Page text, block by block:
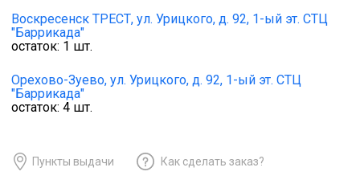
Воскресенск ТРЕСТ, ул. Урицкого, д. 92, 1-ый эт. СТЦ
"Баррикада"
остаток: 1 шт.
Орехово-Зуево, ул. Урицкого, д. 92, 1-ый эт. СТЦ
"Баррикада"
остаток: 4 шт.
Пункты выдачи Как сделать заказ?